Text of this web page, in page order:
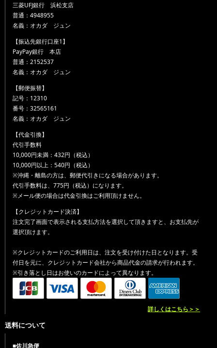
三菱UFJ銀行 浜松支店
普通：4948955
名義：オカダ ジュン
【振込先銀行口座1】
PayPay銀行 本店
普通：2152537
名義：オカダ ジュン
【郵便振替】
記号：12310
番号：32565161
名義：オカダ ジュン
【代金引換】
代引手数料
10,000円未満：432円（税込）
10,000円以上：540円（税込）
※沖縄・離島の方は、郵便代引きになる場合があります。
代引手数料は、775円（税込）になります。
※メール便の場合は代金引換はご利用頂けません。
【クレジットカード決済】
注文完了画面で表示される支払方法を選択して頂きますと、お支払先が
選択頂けます。
※クレジットカードのご利用日は、注文を受け付けた日となります。受
付日を元に、クレジットカード会社から商品代金の請求が行われます。
※引き落とし日はお使いのカードによって異なります。
詳しくはこちら＞＞
送料について
■佐川急便